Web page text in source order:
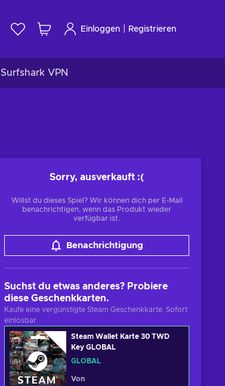
Einloggen Registrieren
Surfshark VPN
Sorry, ausverkauft :(
Willst du dieses Spiel? Wir können dich per E-Mail
benachrichtigen, wenn das Produkt wieder
verfügbar ist.
Benachrichtigung
Suchst du etwas anderes? Probiere
diese Geschenkkarten.
Kaufe eine vergünstigte Steam Geschenkkarte. Sofort
einlösbar.
Steam Wallet Karte 30 TWD
Key GLOBAL
GLOBAL
Von